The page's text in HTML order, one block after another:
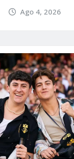
Ago 4, 2026